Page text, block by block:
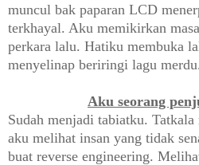
muncul bak paparan LCD
terkhayal. Aku memikirkan
perkara lalu. Hatiku membuka
menyelinap beriringi lagu merdu.
Aku seorang
Sudah menjadi tabiatku.
aku melihat insan yang tidak
buat reverse engineering.